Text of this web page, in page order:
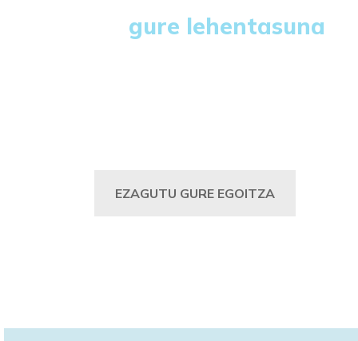
gure lehentasuna
EZAGUTU GURE EGOITZA